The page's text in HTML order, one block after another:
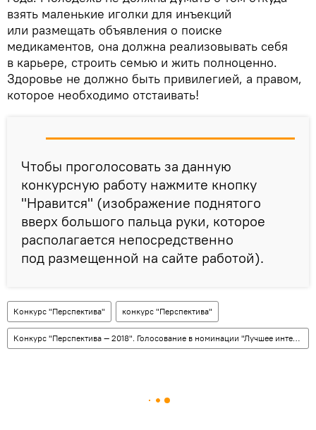
взять маленькие иголки для инъекций
или размещать объявления о поиске
медикаментов, она должна реализовывать себя
в карьере, строить семью и жить полноценно.
Здоровье не должно быть привилегией, а правом,
которое необходимо отстаивать!
Чтобы проголосовать за данную
конкурсную работу нажмите кнопку
"Нравится" (изображение поднятого
вверх большого пальца руки, которое
располагается непосредственно
под размещенной на сайте работой).
Конкурс "Перспектива" конкурс "Перспектива"
Конкурс "Перспектива — 2018". Голосование в номинации "Лучшее интервью"